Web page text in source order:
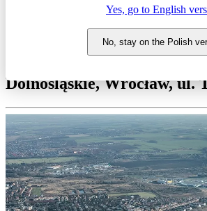
Yes, go to English
No, stay on the Polish
Panattoni City
Wrocław II
Dolnośląskie, Wrocław, ul.